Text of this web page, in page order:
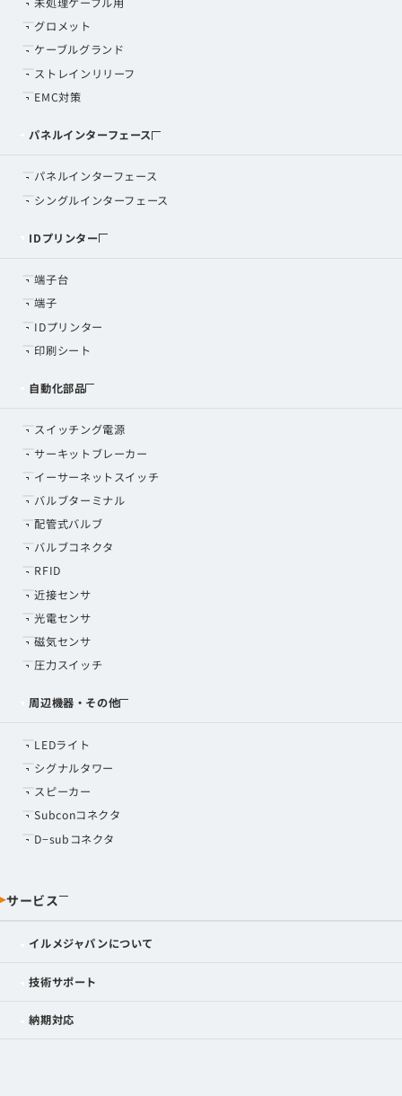
グロメット
ケーブルグランド
ストレインリリーフ
EMC対策
パネルインターフェース
パネルインターフェース
シングルインターフェース
IDプリンター
端子台
端子
IDプリンター
印刷シート
自動化部品
スイッチング電源
サーキットブレーカー
イーサーネットスイッチ
バルブターミナル
配管式バルブ
バルブコネクタ
RFID
近接センサ
光電センサ
磁気センサ
圧力スイッチ
周辺機器・その他
LEDライト
シグナルタワー
スピーカー
Subconコネクタ
D−subコネクタ
サービス
イルメジャパンについて
技術サポート
納期対応